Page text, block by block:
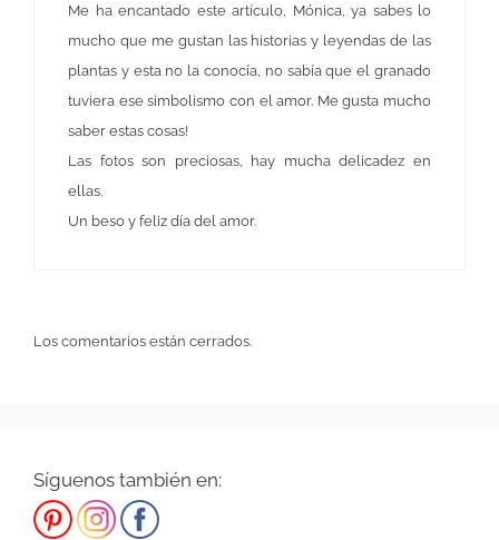
Me ha encantado este artículo, Mónica, ya sabes lo
mucho que me gustan las historias y leyendas de las
plantas y esta no la conocía, no sabía que el granado
tuviera ese simbolismo con el amor. Me gusta mucho
saber estas cosas!
Las fotos son preciosas, hay mucha delicadez en
ellas.
Un beso y feliz día del amor.
Los comentarios están cerrados.
Síguenos también en: